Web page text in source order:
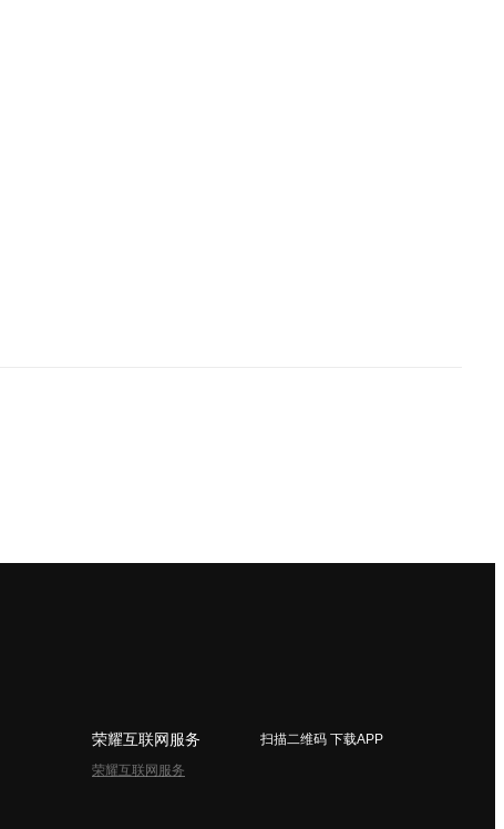
荣耀互联网服务
荣耀互联网服务
扫描二维码 下载APP